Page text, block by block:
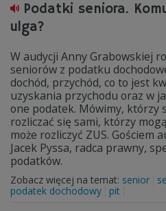
Podatki seniora.
ulga?
W audycji Anny Grabowskiej
seniorów z podatku
dochód, przychód, co to jest
uzyskania przychodu oraz w
one podatek. Mówimy, którzy
rozliczać się sami, którzy
może rozliczyć ZUS. Gościem
Jacek Pyssa, radca prawny,
podatków.
Zobacz więcej na temat: senior
podatek dochodowy
pit